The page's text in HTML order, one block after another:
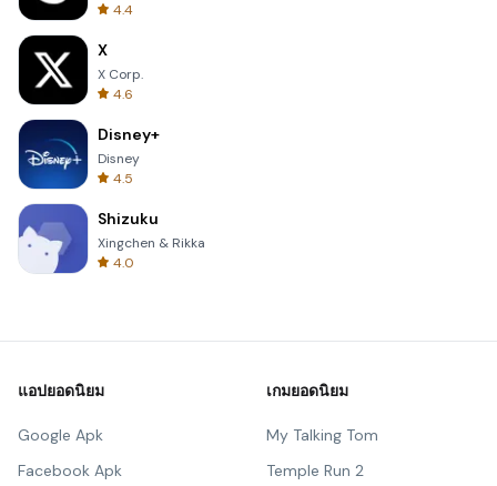
4.4
X
X Corp.
4.6
Disney+
Disney
4.5
Shizuku
Xingchen & Rikka
4.0
แอปยอดนิยม
Google Apk
Facebook Apk
เกมยอดนิยม
My Talking Tom
Temple Run 2